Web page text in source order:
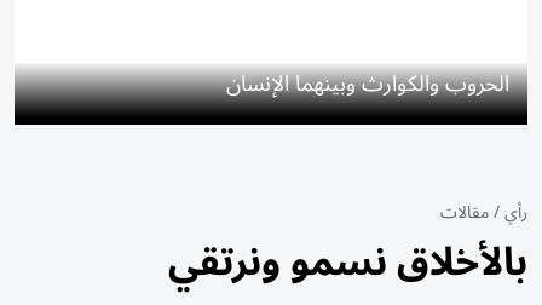
الحروب والكوارث وبينهما الإنسان
رأي/مقالات
بالأخلاق نسمو ونرتقي